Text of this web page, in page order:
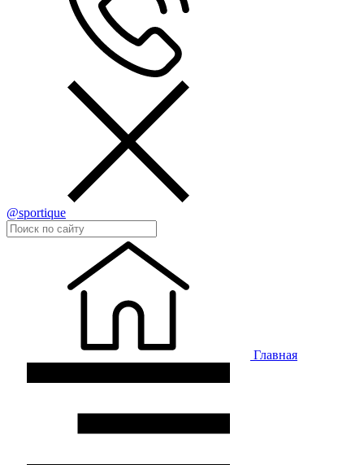
@sportique
Главная